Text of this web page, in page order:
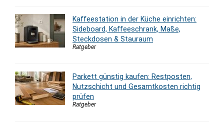
Kaffeestation in der Küche einrichten:
Sideboard, Kaffeeschrank, Maße,
Steckdosen & Stauraum
Ratgeber
Parkett günstig kaufen: Restposten,
Nutzschicht und Gesamtkosten richtig
prüfen
Ratgeber